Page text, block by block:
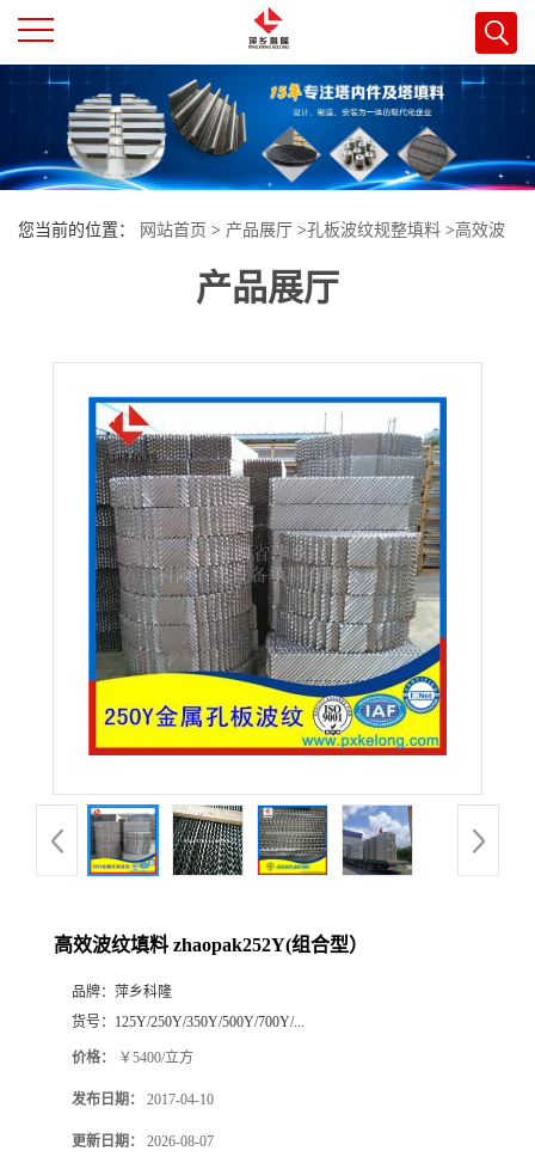
公
司
产
品
您当前的位置： 网站首页 > 产品展厅 >孔板波纹规整填料 >高效波
纹填料 zhaopak252Y(组合型）产品展厅
高效波纹填料 zhaopak252Y(组合型）
品牌： 萍乡科隆
货号： 125Y/250Y/350Y/500Y/700Y/...
价格： ￥5400/立方
发布日期： 2017-04-10
更新日期： 2026-08-07